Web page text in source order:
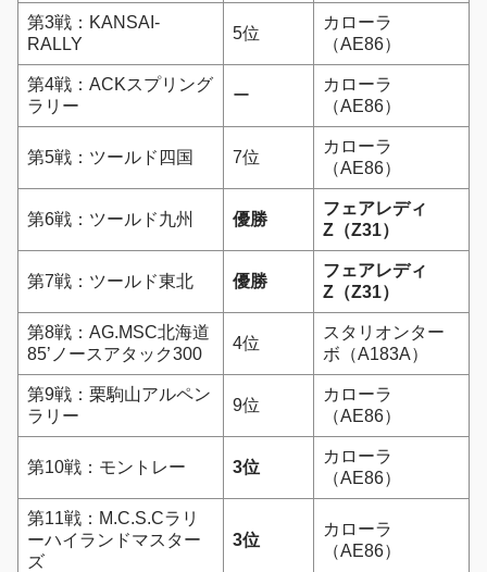
第3戦：KANSAI-
RALLY
5位
カローラ
（AE86）
第4戦：ACKスプリング
ラリー
ー
カローラ
（AE86）
第5戦：ツールド四国 7位
カローラ
（AE86）
第6戦：ツールド九州 優勝
フェアレディ
Z（Z31）
第7戦：ツールド東北 優勝
フェアレディ
Z（Z31）
第8戦：AG.MSC北海道
85’ノースアタック300
4位
スタリオンター
ボ（A183A）
第9戦：栗駒山アルペン
ラリー
9位
カローラ
（AE86）
第10戦：モントレー 3位
カローラ
（AE86）
第11戦：M.C.S.Cラリ
ーハイランドマスター
ズ
3位
カローラ
（AE86）